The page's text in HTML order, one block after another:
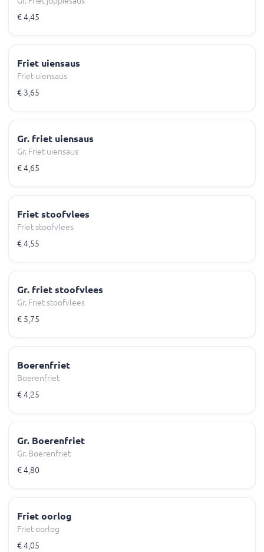
€ 4,45
Friet uiensaus
Friet uiensaus
€ 3,65
Gr. friet uiensaus
Gr. Friet uiensaus
€ 4,65
Friet stoofvlees
Friet stoofvlees
€ 4,55
Gr. friet stoofvlees
Gr. Friet stoofvlees
€ 5,75
Boerenfriet
Boerenfriet
€ 4,25
Gr. Boerenfriet
Gr. Boerenfriet
€ 4,80
Friet oorlog
Friet oorlog
€ 4,05